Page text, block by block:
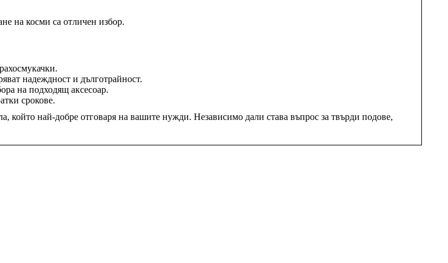
на косми са отличен избор.
надеждност и дълготрайност.
на подходящ аксесоар.
срокове.
който най-добре отговаря на вашите нужди. Независимо дали става въпрос за твърди подове,